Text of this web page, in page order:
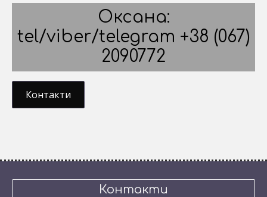
Оксана:
tel/viber/telegram +38 (067)
2090772
Контакти
Контакти